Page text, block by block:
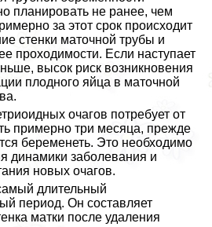
планировать не ранее, чем
за этот срок происходит
стенки маточной трубы и
проходимости. Если наступает
высок риск возникновения
плодного яйца в маточной
очагов потребует от
примерно три месяца, прежде
беременеть. Это необходимо
динамики заболевания и
новых очагов.
длительный
период. Он составляет
матки после удаления